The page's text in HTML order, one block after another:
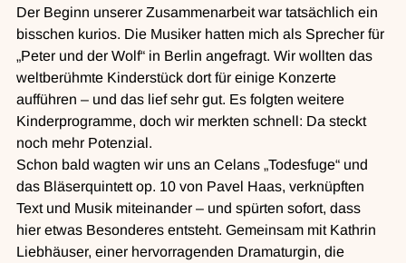
Der Beginn unserer Zusammenarbeit war tatsächlich ein
bisschen kurios. Die Musiker hatten mich als Sprecher für
„Peter und der Wolf“ in Berlin angefragt. Wir wollten das
weltberühmte Kinderstück dort für einige Konzerte
aufführen – und das lief sehr gut. Es folgten weitere
Kinderprogramme, doch wir merkten schnell: Da steckt
noch mehr Potenzial.
Schon bald wagten wir uns an Celans „Todesfuge“ und
das Bläserquintett op. 10 von Pavel Haas, verknüpften
Text und Musik miteinander – und spürten sofort, dass
hier etwas Besonderes entsteht. Gemeinsam mit Kathrin
Liebhäuser, einer hervorragenden Dramaturgin, die